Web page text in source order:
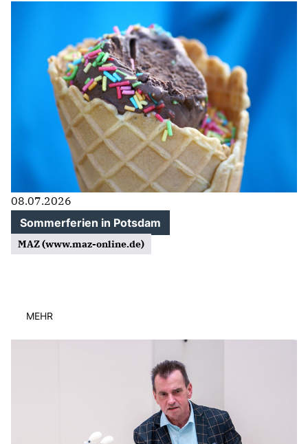
08.07.2026
Sommerferien in Potsdam
MAZ (www.maz-online.de)
MEHR